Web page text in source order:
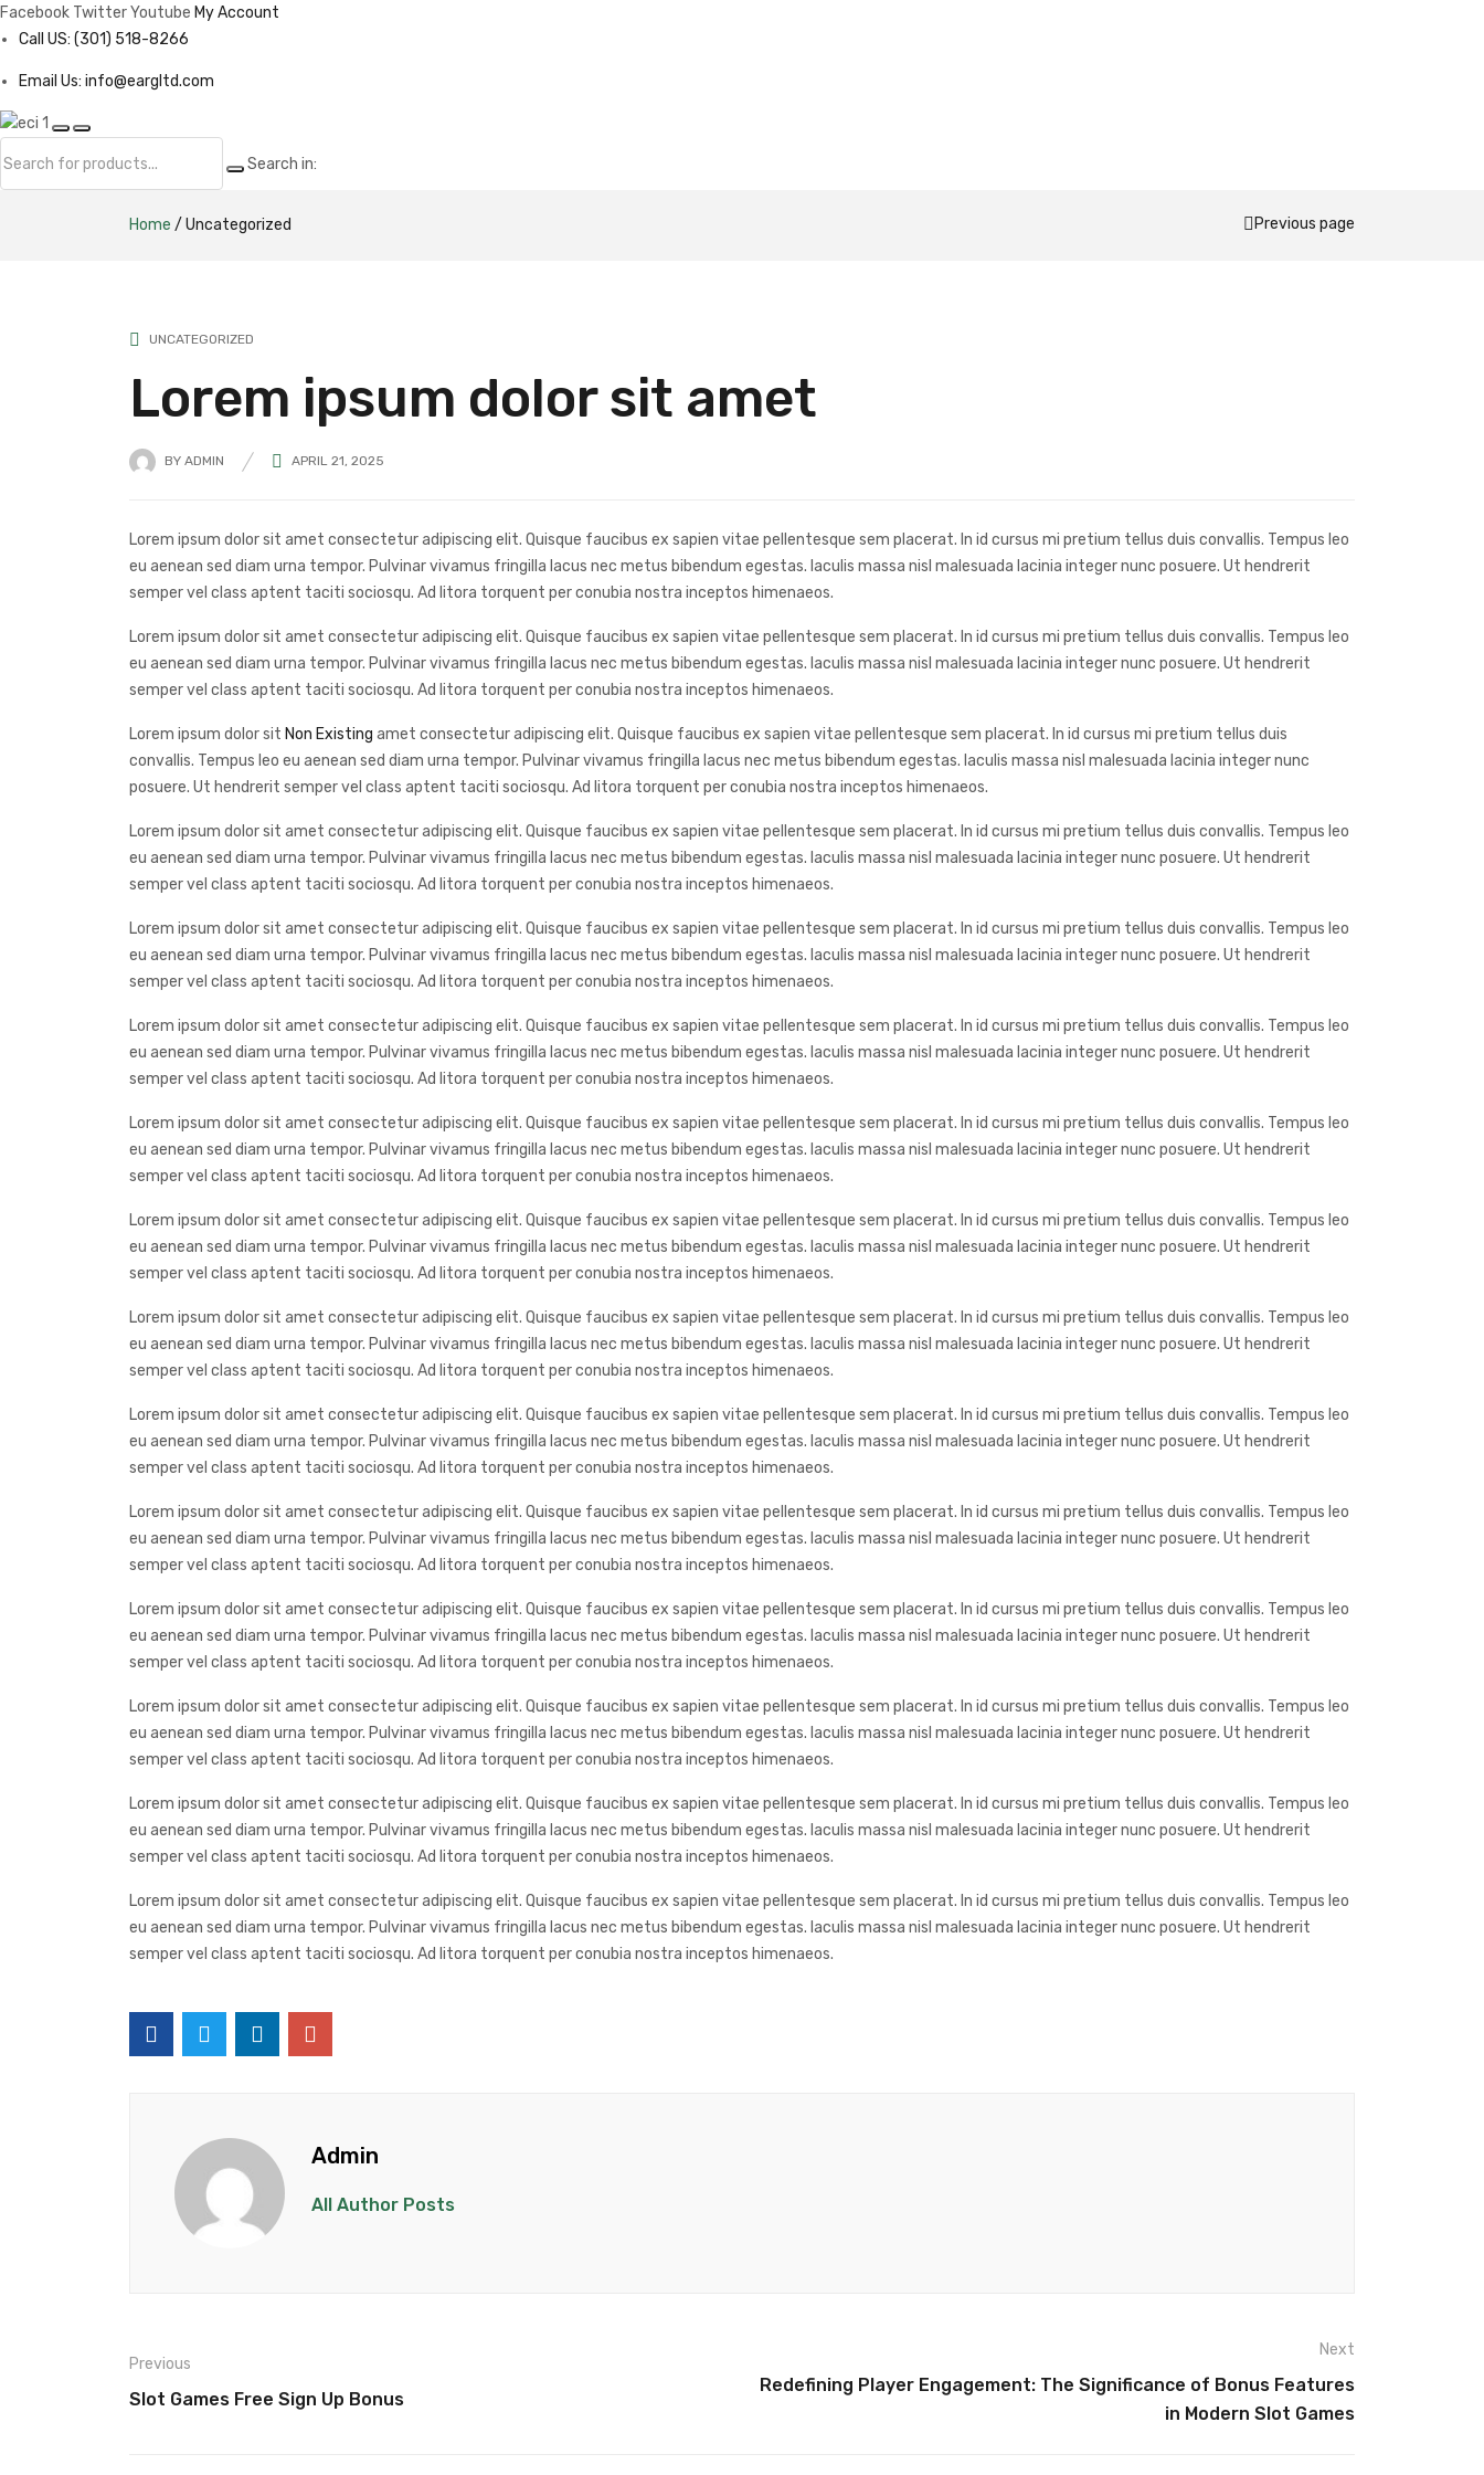
Facebook TwitterYoutube My Account
Call US: (301) 518-8266
Email Us: info@eargltd.com
Search in:
Home / Uncategorized Previous page
UNCATEGORIZED
Lorem ipsum dolor sit amet
BY ADMIN APRIL 21, 2025
Lorem ipsum dolor sit amet consectetur adipiscing elit. Quisque faucibus ex sapien vitae pellentesque sem placerat. In id cursus mi pretium tellus duis convallis. Tempus leo
eu aenean sed diam urna tempor. Pulvinar vivamus fringilla lacus nec metus bibendum egestas. Iaculis massa nisl malesuada lacinia integer nunc posuere. Ut hendrerit
semper vel class aptent taciti sociosqu. Ad litora torquent per conubia nostra inceptos himenaeos.
Lorem ipsum dolor sit amet consectetur adipiscing elit. Quisque faucibus ex sapien vitae pellentesque sem placerat. In id cursus mi pretium tellus duis convallis. Tempus leo
eu aenean sed diam urna tempor. Pulvinar vivamus fringilla lacus nec metus bibendum egestas. Iaculis massa nisl malesuada lacinia integer nunc posuere. Ut hendrerit
semper vel class aptent taciti sociosqu. Ad litora torquent per conubia nostra inceptos himenaeos.
Lorem ipsum dolor sit Non Existing amet consectetur adipiscing elit. Quisque faucibus ex sapien vitae pellentesque sem placerat. In id cursus mi pretium tellus duis
convallis. Tempus leo eu aenean sed diam urna tempor. Pulvinar vivamus fringilla lacus nec metus bibendum egestas. Iaculis massa nisl malesuada lacinia integer nunc
posuere. Ut hendrerit semper vel class aptent taciti sociosqu. Ad litora torquent per conubia nostra inceptos himenaeos.
Lorem ipsum dolor sit amet consectetur adipiscing elit. Quisque faucibus ex sapien vitae pellentesque sem placerat. In id cursus mi pretium tellus duis convallis. Tempus leo
eu aenean sed diam urna tempor. Pulvinar vivamus fringilla lacus nec metus bibendum egestas. Iaculis massa nisl malesuada lacinia integer nunc posuere. Ut hendrerit
semper vel class aptent taciti sociosqu. Ad litora torquent per conubia nostra inceptos himenaeos.
Lorem ipsum dolor sit amet consectetur adipiscing elit. Quisque faucibus ex sapien vitae pellentesque sem placerat. In id cursus mi pretium tellus duis convallis. Tempus leo
eu aenean sed diam urna tempor. Pulvinar vivamus fringilla lacus nec metus bibendum egestas. Iaculis massa nisl malesuada lacinia integer nunc posuere. Ut hendrerit
semper vel class aptent taciti sociosqu. Ad litora torquent per conubia nostra inceptos himenaeos.
Lorem ipsum dolor sit amet consectetur adipiscing elit. Quisque faucibus ex sapien vitae pellentesque sem placerat. In id cursus mi pretium tellus duis convallis. Tempus leo
eu aenean sed diam urna tempor. Pulvinar vivamus fringilla lacus nec metus bibendum egestas. Iaculis massa nisl malesuada lacinia integer nunc posuere. Ut hendrerit
semper vel class aptent taciti sociosqu. Ad litora torquent per conubia nostra inceptos himenaeos.
Lorem ipsum dolor sit amet consectetur adipiscing elit. Quisque faucibus ex sapien vitae pellentesque sem placerat. In id cursus mi pretium tellus duis convallis. Tempus leo
eu aenean sed diam urna tempor. Pulvinar vivamus fringilla lacus nec metus bibendum egestas. Iaculis massa nisl malesuada lacinia integer nunc posuere. Ut hendrerit
semper vel class aptent taciti sociosqu. Ad litora torquent per conubia nostra inceptos himenaeos.
Lorem ipsum dolor sit amet consectetur adipiscing elit. Quisque faucibus ex sapien vitae pellentesque sem placerat. In id cursus mi pretium tellus duis convallis. Tempus leo
eu aenean sed diam urna tempor. Pulvinar vivamus fringilla lacus nec metus bibendum egestas. Iaculis massa nisl malesuada lacinia integer nunc posuere. Ut hendrerit
semper vel class aptent taciti sociosqu. Ad litora torquent per conubia nostra inceptos himenaeos.
Lorem ipsum dolor sit amet consectetur adipiscing elit. Quisque faucibus ex sapien vitae pellentesque sem placerat. In id cursus mi pretium tellus duis convallis. Tempus leo
eu aenean sed diam urna tempor. Pulvinar vivamus fringilla lacus nec metus bibendum egestas. Iaculis massa nisl malesuada lacinia integer nunc posuere. Ut hendrerit
semper vel class aptent taciti sociosqu. Ad litora torquent per conubia nostra inceptos himenaeos.
Lorem ipsum dolor sit amet consectetur adipiscing elit. Quisque faucibus ex sapien vitae pellentesque sem placerat. In id cursus mi pretium tellus duis convallis. Tempus leo
eu aenean sed diam urna tempor. Pulvinar vivamus fringilla lacus nec metus bibendum egestas. Iaculis massa nisl malesuada lacinia integer nunc posuere. Ut hendrerit
semper vel class aptent taciti sociosqu. Ad litora torquent per conubia nostra inceptos himenaeos.
Lorem ipsum dolor sit amet consectetur adipiscing elit. Quisque faucibus ex sapien vitae pellentesque sem placerat. In id cursus mi pretium tellus duis convallis. Tempus leo
eu aenean sed diam urna tempor. Pulvinar vivamus fringilla lacus nec metus bibendum egestas. Iaculis massa nisl malesuada lacinia integer nunc posuere. Ut hendrerit
semper vel class aptent taciti sociosqu. Ad litora torquent per conubia nostra inceptos himenaeos.
Lorem ipsum dolor sit amet consectetur adipiscing elit. Quisque faucibus ex sapien vitae pellentesque sem placerat. In id cursus mi pretium tellus duis convallis. Tempus leo
eu aenean sed diam urna tempor. Pulvinar vivamus fringilla lacus nec metus bibendum egestas. Iaculis massa nisl malesuada lacinia integer nunc posuere. Ut hendrerit
semper vel class aptent taciti sociosqu. Ad litora torquent per conubia nostra inceptos himenaeos.
Lorem ipsum dolor sit amet consectetur adipiscing elit. Quisque faucibus ex sapien vitae pellentesque sem placerat. In id cursus mi pretium tellus duis convallis. Tempus leo
eu aenean sed diam urna tempor. Pulvinar vivamus fringilla lacus nec metus bibendum egestas. Iaculis massa nisl malesuada lacinia integer nunc posuere. Ut hendrerit
semper vel class aptent taciti sociosqu. Ad litora torquent per conubia nostra inceptos himenaeos.
Lorem ipsum dolor sit amet consectetur adipiscing elit. Quisque faucibus ex sapien vitae pellentesque sem placerat. In id cursus mi pretium tellus duis convallis. Tempus leo
eu aenean sed diam urna tempor. Pulvinar vivamus fringilla lacus nec metus bibendum egestas. Iaculis massa nisl malesuada lacinia integer nunc posuere. Ut hendrerit
semper vel class aptent taciti sociosqu. Ad litora torquent per conubia nostra inceptos himenaeos.
Lorem ipsum dolor sit amet consectetur adipiscing elit. Quisque faucibus ex sapien vitae pellentesque sem placerat. In id cursus mi pretium tellus duis convallis. Tempus leo
eu aenean sed diam urna tempor. Pulvinar vivamus fringilla lacus nec metus bibendum egestas. Iaculis massa nisl malesuada lacinia integer nunc posuere. Ut hendrerit
semper vel class aptent taciti sociosqu. Ad litora torquent per conubia nostra inceptos himenaeos.
Admin
All Author Posts
Previous
Slot Games Free Sign Up Bonus
Next
Redefining Player Engagement: The Significance of Bonus Features
in Modern Slot Games